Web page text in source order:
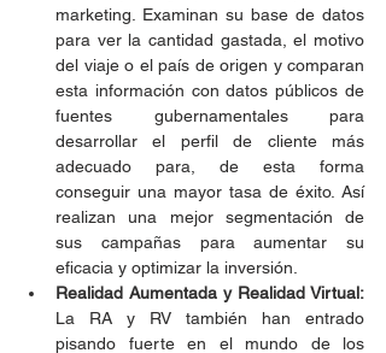
marketing. Examinan su base de datos
para ver la cantidad gastada, el motivo
del viaje o el país de origen y comparan
esta información con datos públicos de
fuentes gubernamentales para
desarrollar el perfil de cliente más
adecuado para, de esta forma
conseguir una mayor tasa de éxito. Así
realizan una mejor segmentación de
sus campañas para aumentar su
eficacia y optimizar la inversión.
Realidad Aumentada y Realidad Virtual:
La RA y RV también han entrado
pisando fuerte en el mundo de los